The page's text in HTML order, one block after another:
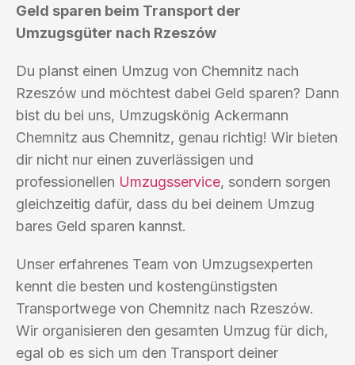
Geld sparen beim Transport der
Umzugsgüter nach Rzeszów
Du planst einen Umzug von Chemnitz nach
Rzeszów und möchtest dabei Geld sparen? Dann
bist du bei uns, Umzugskönig Ackermann
Chemnitz aus Chemnitz, genau richtig! Wir bieten
dir nicht nur einen zuverlässigen und
professionellen Umzugsservice, sondern sorgen
gleichzeitig dafür, dass du bei deinem Umzug
bares Geld sparen kannst.
Unser erfahrenes Team von Umzugsexperten
kennt die besten und kostengünstigsten
Transportwege von Chemnitz nach Rzeszów.
Wir organisieren den gesamten Umzug für dich,
egal ob es sich um den Transport deiner